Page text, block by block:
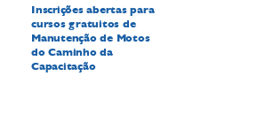
Inscrições abertas para
cursos gratuitos de
Manutenção de Motos
do Caminho da
Capacitação